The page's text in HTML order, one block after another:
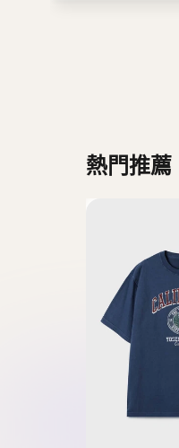
熱門推薦